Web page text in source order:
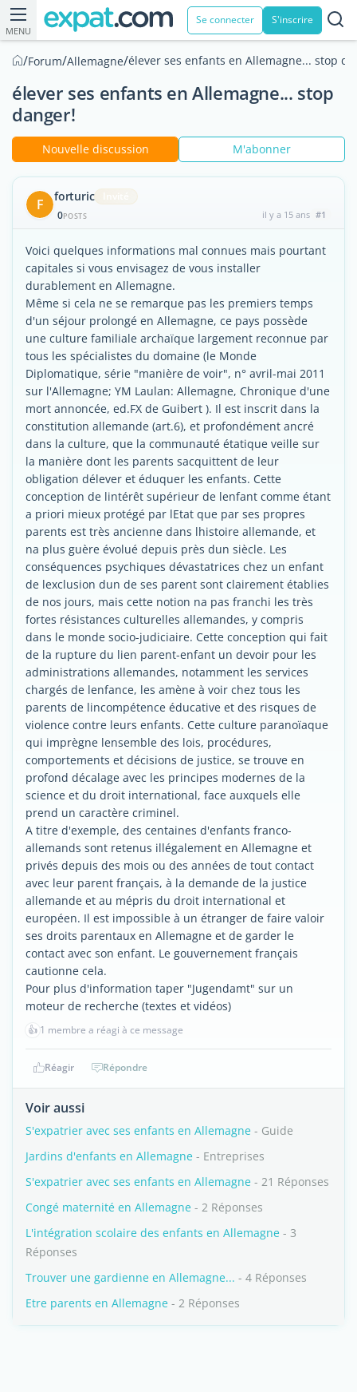
MENU
Se connecter S'inscrire
/Forum/Allemagne/élever ses enfants en Allemagne... stop
élever ses enfants en Allemagne... stop
danger!
Nouvelle discussion M'abonner
F forturic
0POSTS il y a 15 ans #1
Voici quelques informations mal connues mais pourtant
capitales si vous envisagez de vous installer
durablement en Allemagne.
Même si cela ne se remarque pas les premiers temps
d'un séjour prolongé en Allemagne, ce pays possède
une culture familiale archaïque largement reconnue par
tous les spécialistes du domaine (le Monde
Diplomatique, série "manière de voir", n° avril-mai 2011
sur l'Allemagne; YM Laulan: Allemagne, Chronique d'une
mort annoncée, ed.FX de Guibert ). Il est inscrit dans la
constitution allemande (art.6), et profondément ancré
dans la culture, que la communauté étatique veille sur
la manière dont les parents sacquittent de leur
obligation délever et éduquer les enfants. Cette
conception de lintérêt supérieur de lenfant comme étant
a priori mieux protégé par lEtat que par ses propres
parents est très ancienne dans lhistoire allemande, et
na plus guère évolué depuis près dun siècle. Les
conséquences psychiques dévastatrices chez un enfant
de lexclusion dun de ses parent sont clairement établies
de nos jours, mais cette notion na pas franchi les très
fortes résistances culturelles allemandes, y compris
dans le monde socio-judiciaire. Cette conception qui fait
de la rupture du lien parent-enfant un devoir pour les
administrations allemandes, notamment les services
chargés de lenfance, les amène à voir chez tous les
parents de lincompétence éducative et des risques de
violence contre leurs enfants. Cette culture paranoïaque
qui imprègne lensemble des lois, procédures,
comportements et décisions de justice, se trouve en
profond décalage avec les principes modernes de la
science et du droit international, face auxquels elle
prend un caractère criminel.
A titre d'exemple, des centaines d'enfants franco-
allemands sont retenus illégalement en Allemagne et
privés depuis des mois ou des années de tout contact
avec leur parent français, à la demande de la justice
allemande et au mépris du droit international et
européen. Il est impossible à un étranger de faire valoir
ses droits parentaux en Allemagne et de garder le
contact avec son enfant. Le gouvernement français
cautionne cela.
Pour plus d'information taper "Jugendamt" sur un
moteur de recherche (textes et vidéos)
👍 1 membre a réagi à ce message
Réagir Répondre
Voir aussi
S'expatrier avec ses enfants en Allemagne - Guide
Jardins d'enfants en Allemagne - Entreprises
S'expatrier avec ses enfants en Allemagne - 21 Réponses
Congé maternité en Allemagne - 2 Réponses
L'intégration scolaire des enfants en Allemagne - 3
Réponses
Trouver une gardienne en Allemagne... - 4 Réponses
Etre parents en Allemagne - 2 Réponses